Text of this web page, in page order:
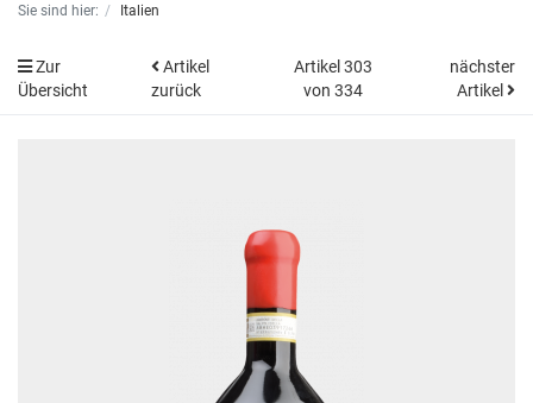
Sie sind hier: Italien
Zur
Übersicht
Artikel
zurück
Artikel 303
von 334
nächster
Artikel